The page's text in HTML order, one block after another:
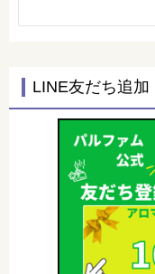
LINE友だち追加